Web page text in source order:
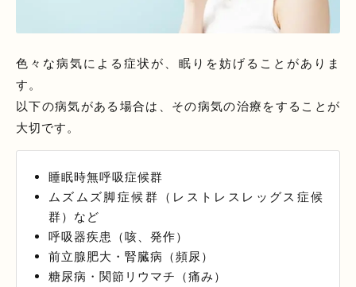
色々な病気による症状が、眠りを妨げることがありま
す。
以下の病気がある場合は、その病気の治療をすることが
大切です。
睡眠時無呼吸症候群
ムズムズ脚症候群（レストレスレッグス症候
群）など
呼吸器疾患（咳、発作）
前立腺肥大・腎臓病（頻尿）
糖尿病・関節リウマチ（痛み）